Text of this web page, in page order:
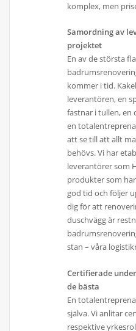
komplex, men
Samordning av
projektet
En av de största
kommer i tid.
leverantören, en
fastnar i tullen, en
en
att se till att allt
behövs. Vi har
leverantörer som
produkter som
god tid och följer
dig för att
duschvägg är
stan – våra
Certifierade
de bästa
En
själva. Vi anlitar
respektive